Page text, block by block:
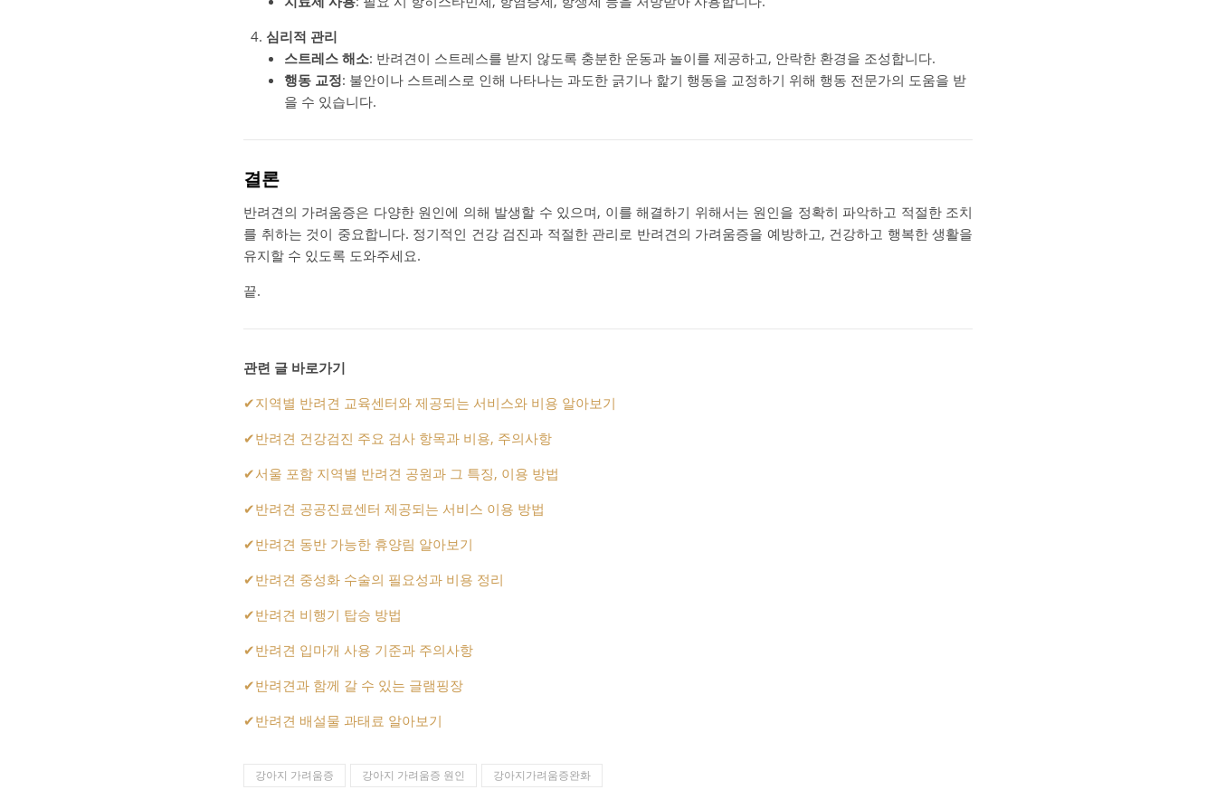
심리적 관리
스트레스 해소: 반려견이 스트레스를 받지 않도록 충분한 운동과 놀이를 제공하고, 안락한 환경을 조성합니다.
행동 교정: 불안이나 스트레스로 인해 나타나는 과도한 긁기나 핥기 행동을 교정하기 위해 행동 전문가의 도움을 받
을 수 있습니다.
결론
반려견의 가려움증은 다양한 원인에 의해 발생할 수 있으며, 이를 해결하기 위해서는 원인을 정확히 파악하고 적절한 조치
를 취하는 것이 중요합니다. 정기적인 건강 검진과 적절한 관리로 반려견의 가려움증을 예방하고, 건강하고 행복한 생활을
유지할 수 있도록 도와주세요.
끝.
관련 글 바로가기
✔지역별 반려견 교육센터와 제공되는 서비스와 비용 알아보기
✔반려견 건강검진 주요 검사 항목과 비용, 주의사항
✔서울 포함 지역별 반려견 공원과 그 특징, 이용 방법
✔반려견 공공진료센터 제공되는 서비스 이용 방법
✔반려견 동반 가능한 휴양림 알아보기
✔반려견 중성화 수술의 필요성과 비용 정리
✔반려견 비행기 탑승 방법
✔반려견 입마개 사용 기준과 주의사항
✔반려견과 함께 갈 수 있는 글램핑장
✔반려견 배설물 과태료 알아보기
강아지 가려움증 강아지 가려움증 원인 강아지가려움증완화